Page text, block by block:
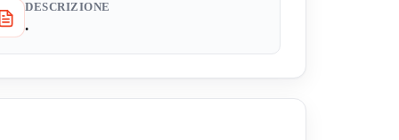
DESCRIZIONE
.